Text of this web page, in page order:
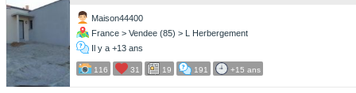
Maison44400
France > Vendee (85) > L Herbergement
Il y a +13 ans
116 31 19 191 +15 ans